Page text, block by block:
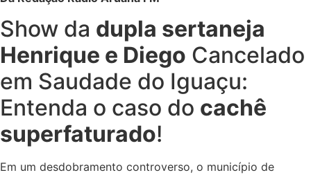
Show da dupla sertaneja
Henrique e Diego Cancelado
em Saudade do Iguaçu:
Entenda o caso do cachê
superfaturado!
Em um desdobramento controverso, o município de